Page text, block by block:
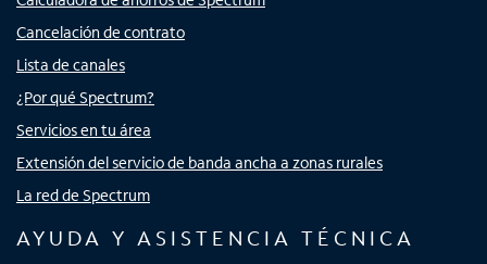
Cancelación de contrato
Lista de canales
¿Por qué Spectrum?
Servicios en tu área
Extensión del servicio de banda ancha a zonas rurales
La red de Spectrum
AYUDA Y ASISTENCIA TÉCNICA